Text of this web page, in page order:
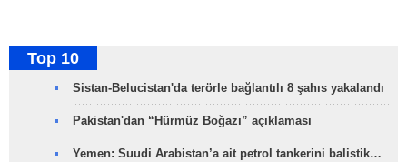
Top 10
Sistan-Belucistan'da terörle bağlantılı 8 şahıs yakalandı
Pakistan'dan “Hürmüz Boğazı” açıklaması
Yemen: Suudi Arabistan’a ait petrol tankerini balistik…